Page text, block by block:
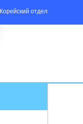
Корейский отдел